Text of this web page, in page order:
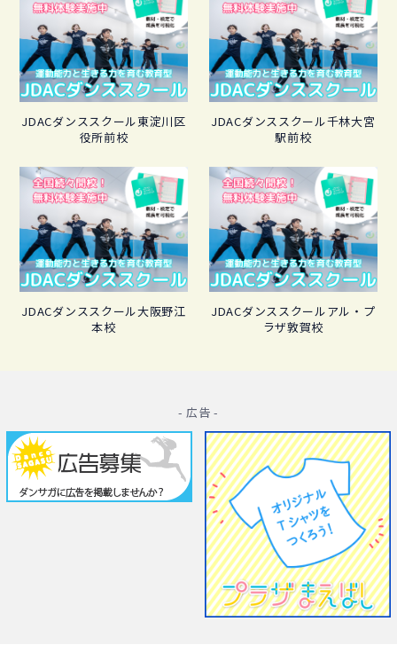
- 広告 -
JDACダンススクール東淀川区
役所前校
JDACダンススクール千林大宮
駅前校
JDACダンススクール大阪野江
本校
JDACダンススクールアル・プ
ラザ敦賀校